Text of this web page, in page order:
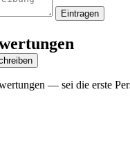
Eintragen
— sei die erste